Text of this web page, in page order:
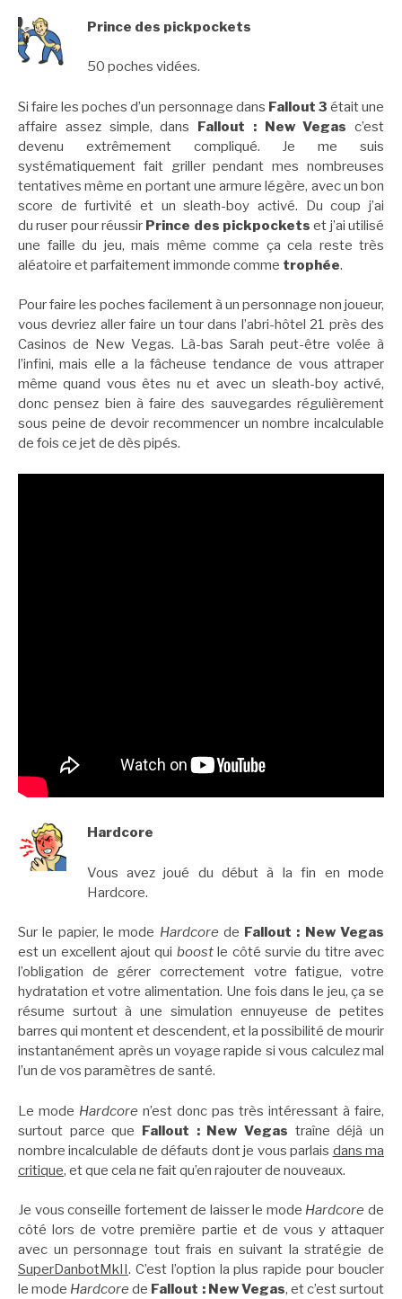
Prince des pickpockets
50 poches vidées.
Si faire les poches d’un personnage dans Fallout 3 était une
affaire assez simple, dans Fallout : New Vegas c’est
devenu extrêmement compliqué. Je me suis
systématiquement fait griller pendant mes nombreuses
tentatives même en portant une armure légère, avec un bon
score de furtivité et un sleath-boy activé. Du coup j’ai
du ruser pour réussir Prince des pickpockets et j’ai utilisé
une faille du jeu, mais même comme ça cela reste très
aléatoire et parfaitement immonde comme trophée.
Pour faire les poches facilement à un personnage non joueur,
vous devriez aller faire un tour dans l’abri-hôtel 21 près des
Casinos de New Vegas. Là-bas Sarah peut-être volée à
l’infini, mais elle a la fâcheuse tendance de vous attraper
même quand vous êtes nu et avec un sleath-boy activé,
donc pensez bien à faire des sauvegardes régulièrement
sous peine de devoir recommencer un nombre incalculable
de fois ce jet de dès pipés.
Hardcore
Vous avez joué du début à la fin en mode
Hardcore.
Sur le papier, le mode Hardcore de Fallout : New Vegas
est un excellent ajout qui boostle côté survie du titre avec
l’obligation de gérer correctement votre fatigue, votre
hydratation et votre alimentation. Une fois dans le jeu, ça se
résume surtout à une simulation ennuyeuse de petites
barres qui montent et descendent, et la possibilité de mourir
instantanément après un voyage rapide si vous calculez mal
l’un de vos paramètres de santé.
Le mode Hardcore n’est donc pas très intéressant à faire,
surtout parce que Fallout : New Vegas traîne déjà un
nombre incalculable de défauts dont je vous parlais dans ma
critique, et que cela ne fait qu’en rajouter de nouveaux.
Je vous conseille fortement de laisser le mode Hardcore de
côté lors de votre première partie et de vous y attaquer
avec un personnage tout frais en suivant la stratégie de
SuperDanbotMkII. C’est l’option la plus rapide pour boucler
le mode Hardcore de Fallout : New Vegas, et c’est surtout